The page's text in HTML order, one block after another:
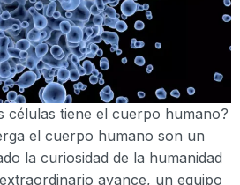
células tiene el cuerpo humano?
el cuerpo humano son un
la curiosidad de la humanidad
avance, un equipo